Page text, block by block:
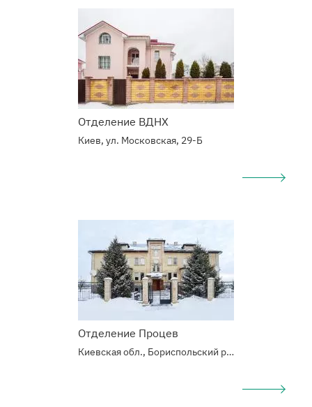
Отделение ВДНХ
Киев, ул. Московская, 29-Б
Отделение Процев
Киевская обл., Бориспольский р-н, с.Процев, Б. Хмельницкого 6/10